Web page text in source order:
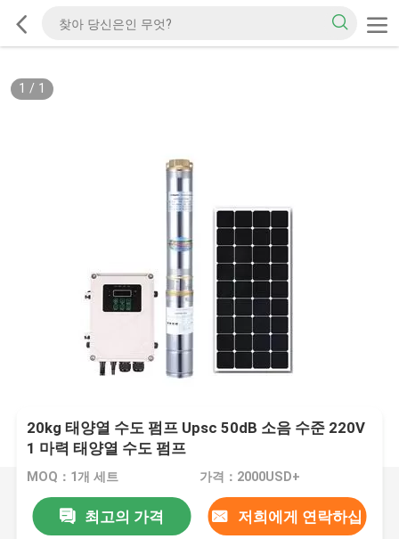
1 / 1
20kg 태양열 수도 펌프 Upsc 50dB 소음 수준 220V
1 마력 태양열 수도 펌프
MOQ：1개 세트 가격：2000USD+
최고의 가격 저희에게 연락하십